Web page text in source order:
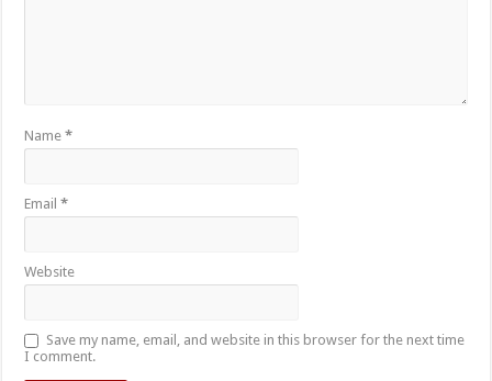
Name*
Email*
Website
Save my name, email, and website in this browser for the next time
I comment.